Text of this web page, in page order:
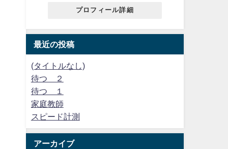
プロフィール詳細
最近の投稿
(タイトルなし)
待つ ２
待つ １
家庭教師
スピード計測
アーカイブ